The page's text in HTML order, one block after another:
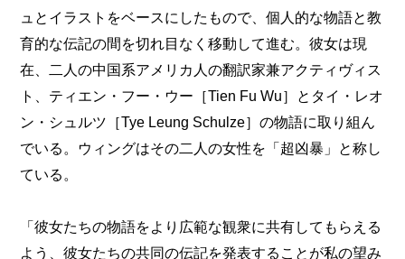
ュとイラストをベースにしたもので、個人的な物語と教
育的な伝記の間を切れ目なく移動して進む。彼女は現
在、二人の中国系アメリカ人の翻訳家兼アクティヴィス
ト、ティエン・フー・ウー［Tien Fu Wu］とタイ・レオ
ン・シュルツ［Tye Leung Schulze］の物語に取り組ん
でいる。ウィングはその二人の女性を「超凶暴」と称し
ている。
「彼女たちの物語をより広範な観衆に共有してもらえる
よう、彼女たちの共同の伝記を発表することが私の望み